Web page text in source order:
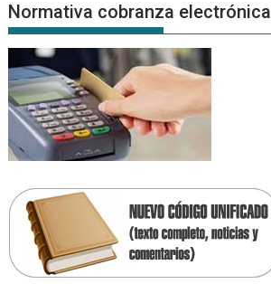
Normativa cobranza electrónica